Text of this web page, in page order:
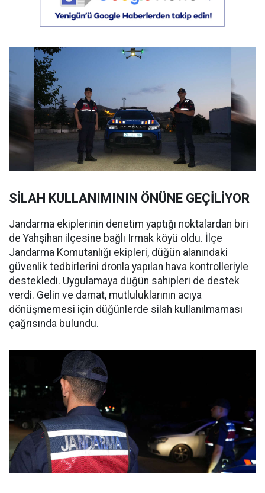
SİLAH KULLANIMININ ÖNÜNE GEÇİLİYOR
Jandarma ekiplerinin denetim yaptığı noktalardan biri
de Yahşihan ilçesine bağlı Irmak köyü oldu. İlçe
Jandarma Komutanlığı ekipleri, düğün alanındaki
güvenlik tedbirlerini dronla yapılan hava kontrolleriyle
destekledi. Uygulamaya düğün sahipleri de destek
verdi. Gelin ve damat, mutluluklarının acıya
dönüşmemesi için düğünlerde silah kullanılmaması
çağrısında bulundu.